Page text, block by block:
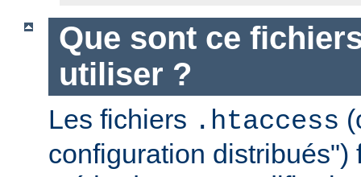
Que sont ce
utiliser ?
Les fichiers .htaccess
configuration distribués")